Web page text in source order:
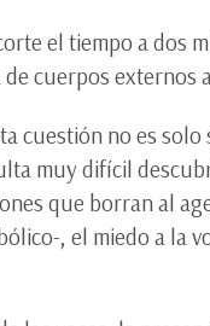
el tiempo a dos
cuerpos externos
cuestión no es
muy difícil
que borran al
, el miedo a la